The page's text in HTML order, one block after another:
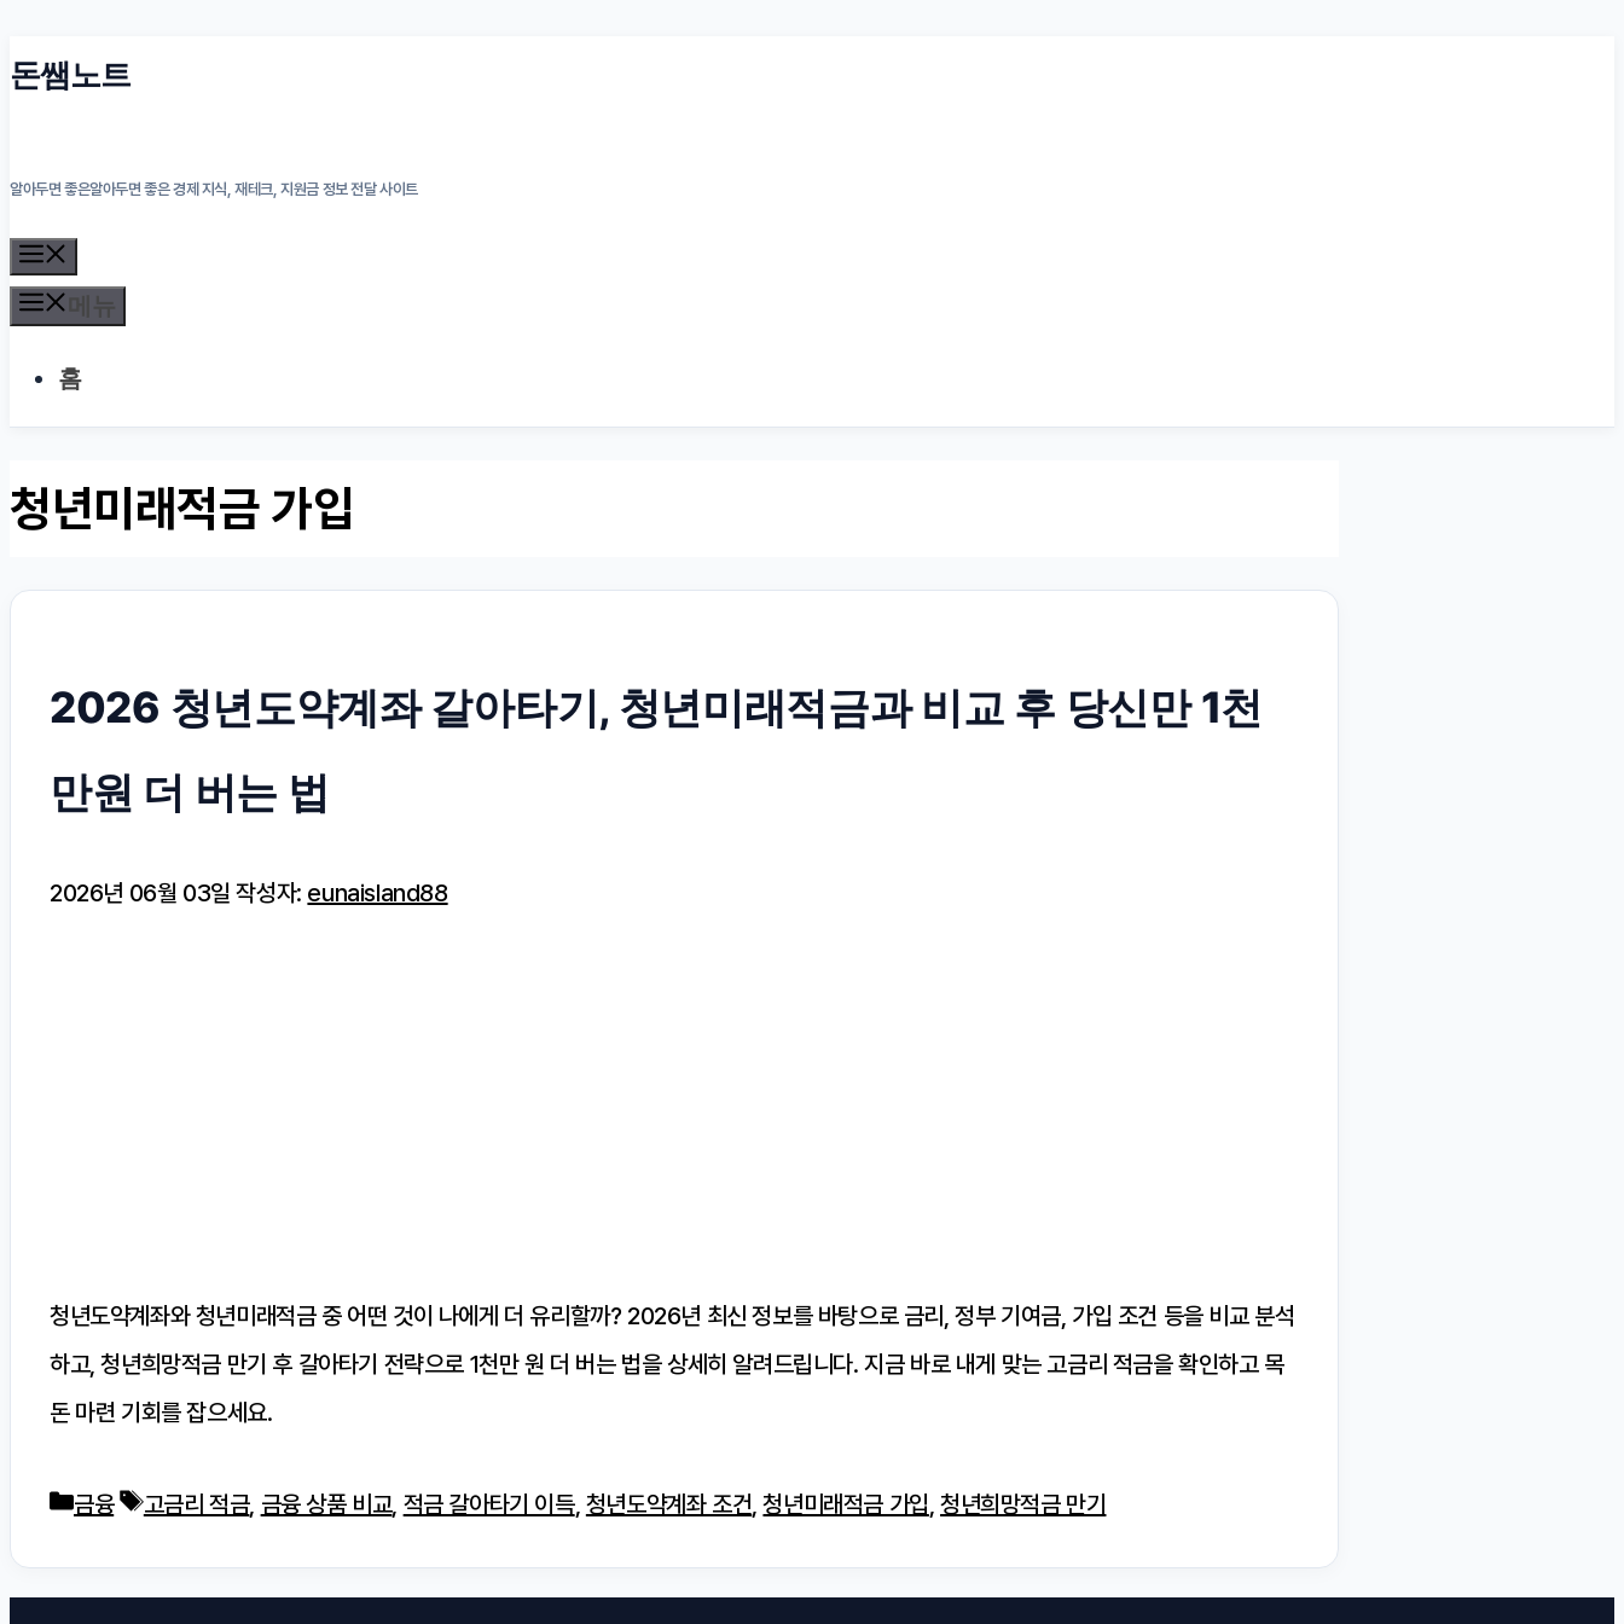
컨
로
건
너
돈쌤노트
알아두면 좋은알아두면 좋은 경제 지식, 재테크, 지원금 정보 전달 사이트
뉴
메뉴
홈
청년미래적금 가입
2026 청년도약계좌 갈아타기, 청년미래적금과 비교 후 당신만 1천
만원 더 버는 법
2026년 06월 03일 작성자: eunaisland88
청년도약계좌와 청년미래적금 중 어떤 것이 나에게 더 유리할까? 2026년 최신 정보를 바탕으로 금리, 정부 기여금, 가입 조건 등을 비교 분석
하고, 청년희망적금 만기 후 갈아타기 전략으로 1천만 원 더 버는 법을 상세히 알려드립니다. 지금 바로 내게 맞는 고금리 적금을 확인하고 목
돈 마련 기회를 잡으세요.
카
고
금융
태
고금리 적금, 금융 상품 비교, 적금 갈아타기 이득, 청년도약계좌 조건,청년미래적금 가입,청년희망적금 만기